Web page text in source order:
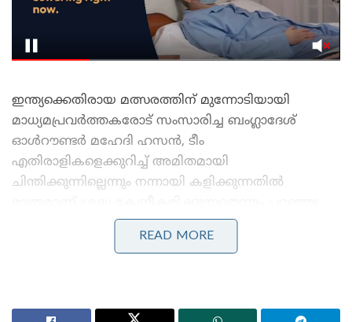
ഇന്ത്യക്കെതിരായ മത്സരത്തിന് മുന്നോടിയായി
മാധ്യമപ്രവർത്തകരോട് സംസാരിച്ച ബംഗ്ലാദേശ്
ഓൾറൗണ്ടർ മഹേദി ഹസൻ, ടീം
എതിരാളികളെക്കുറിച്ച് അമിതമായി
ചിന്തിക്കുന്നില്ലെന്നും നന്നായി കളിക്കുന്നതിൽ
Stories you may like
വേദിയാകും
READ MORE